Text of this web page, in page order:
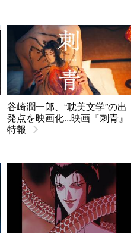
谷崎潤一郎、“耽美文学”の出
発点を映画化...映画『刺青』
特報